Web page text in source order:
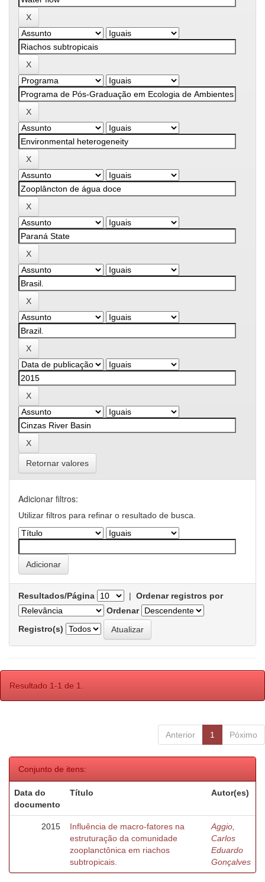
Retornar valores
Adicionar filtros:
Utilizar filtros para refinar o resultado de busca.
Resultados/Página | Ordenar registros por
Ordenar
Registro(s)
Resultado 1-1 de 1.
Anterior 1 Póximo
Conjunto de itens:
Data do
documento
Título Autor(es)
2015
Influência de macro-fatores na
estruturação da comunidade
zooplanctônica em riachos
subtropicais.
Aggio,
Carlos
Eduardo
Gonçalves